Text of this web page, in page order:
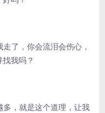
了，你会流泪会伤心，
我吗？
，就是这个道理，让我